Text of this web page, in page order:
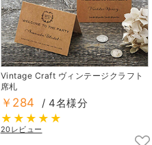
Vintage Craft ヴィンテージクラフト
席札
￥284 / 4名様分
20レビュー